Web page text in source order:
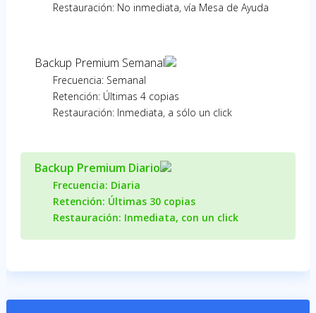
Restauración: No inmediata, vía Mesa de Ayuda
Backup Premium Semanal
Frecuencia: Semanal
Retención: Últimas 4 copias
Restauración: Inmediata, a sólo un click
Backup Premium Diario
Frecuencia: Diaria
Retención: Últimas 30 copias
Restauración: Inmediata, con un click